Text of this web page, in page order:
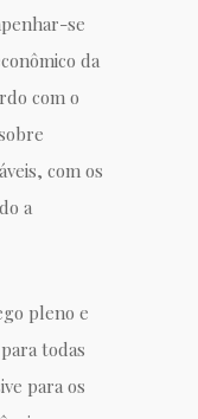
se
da
com o
com os
a
pleno e
todas
para os